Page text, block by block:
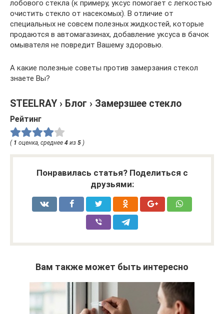
лобового стекла (к примеру, уксус помогает с легкостью
очистить стекло от насекомых). В отличие от
специальных не совсем полезных жидкостей, которые
продаются в автомагазинах, добавление уксуса в бачок
омывателя не повредит Вашему здоровью.
А какие полезные советы против замерзания стекол
знаете Вы?
STEELRAY › Блог › Замерзшее стекло
Рейтинг
( 1 оценка, среднее 4 из 5 )
Понравилась статья? Поделиться с
друзьями:
Вам также может быть интересно